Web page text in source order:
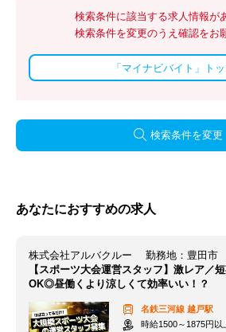
検索条件に該当する求人情報が
検索条件を変更のうえ確認をお
「マイナビバイト」ト
検索条件を変更
あなたにおすすめの求人
株式会社アルバクルー 勤務地：豊田市
【スポーツ大会運営スタッフ】激レア／
OK◎昼働くより涼しくて効率いい！？
名鉄三河線 越戸駅
時給1500～1875円以